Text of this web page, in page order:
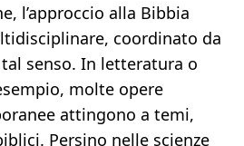
l’approccio alla Bibbia
coordinato da
senso. In letteratura o
molte opere
attingono a temi,
Persino nelle scienze